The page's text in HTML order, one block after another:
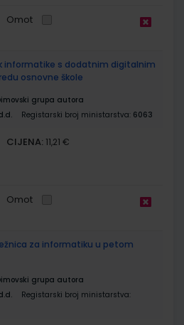
Omot
informatike s dodatnim digitalnim
osnovne škole
grupa autora
Registarski broj ministarstva: 6063
CIJENA: 11,21 €
Omot
za informatiku u petom
grupa autora
Registarski broj ministarstva: